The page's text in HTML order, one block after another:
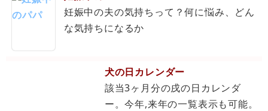
妊娠中の夫の気持ちって？何に悩み、どん
な気持ちになるか
犬の日カレンダー
該当3ヶ月分の戌の日カレンダ
ー。今年,来年の一覧表示も可能。